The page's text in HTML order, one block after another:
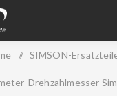
/ SIMSON-
Drehzahlmesser